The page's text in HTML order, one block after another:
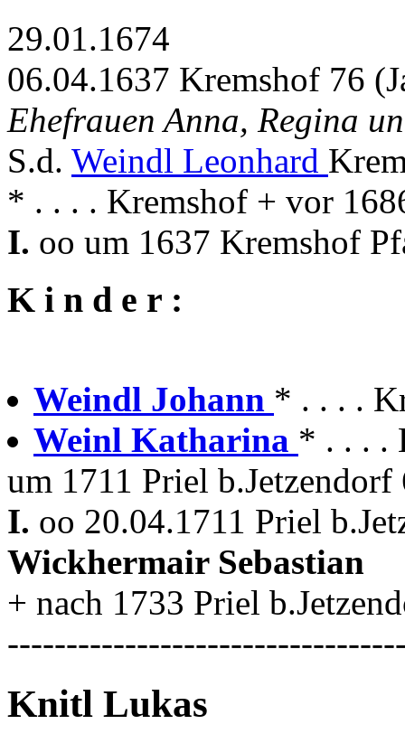
29.01.1674
06.04.1637 Kremshof 76
Ehefrauen Anna, Regina
S.d. Weindl Leonhard
* . . . . Kremshof + vor
I. oo um 1637 Kremshof
K i n d e r :
Weindl Johann * . . . .
Weinl Katharina * . . . .
um 1711 Priel
I. oo 20.04.1711 Priel
Wickhermair Sebastian
+ nach 1733 Priel
Knitl Lukas